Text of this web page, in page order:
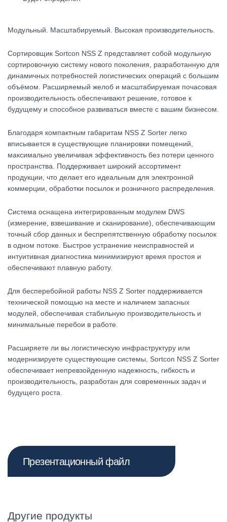
Модульный. Масштабируемый. Высокая производительность.
Сортировщик Sortcon NSS Z представляет собой модульную
сортировочную систему нового поколения, разработанную для
динамичных потребностей логистических операций с большим
объёмом. Расширяемый желоб и масштабируемая почасовая
производительность обеспечивают решение, готовое к
будущему и способное развиваться вместе с вашим бизнесом.
Благодаря компактным габаритам NSS Z Sorter легко
вписывается в существующие планировки помещений,
максимально увеличивая эффективность без потери ценного
пространства. Поддерживает широкий ассортимент
продукции, что делает его идеальным для электронной
коммерции, обработки посылок и розничного распределения.
Система оснащена интегрированным модулем DWS
(измерение, взвешивание и сканирование), обеспечивающим
точный сбор данных и беспрепятственную обработку посылок
в одном потоке. Быстрое устранение неисправностей и
интуитивная диагностика минимизируют время простоя и
обеспечивают плавную работу.
Для бесперебойной работы NSS Z Sorter поддерживается
технической помощью на месте и наличием запасных
модулей, обеспечивая стабильную производительность и
минимальные перебои в работе.
Расширяете ли вы логистическую инфраструктуру или
модернизируете существующие системы, Sortcon NSS Z Sorter
обеспечивает непревзойденную надежность, гибкость и
производительность, разработан для современных задач и
будущего роста.
Презентационный файл
Другие продукты